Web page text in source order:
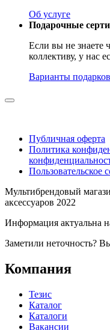
Об услуге
Подарочные
Если вы не знаете
коллективу, у нас
Варианты подарков
Публичная оферта
Политика
Пользовательское
Мультибрендовый
аксессуаров 2022
Информация актуальна
Заметили неточность?
Компания
Тезис
Каталог
Каталоги
Вакансии